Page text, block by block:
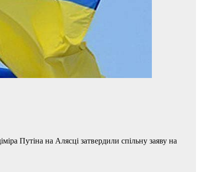
Путіна на Алясці затвердили спільну заяву на